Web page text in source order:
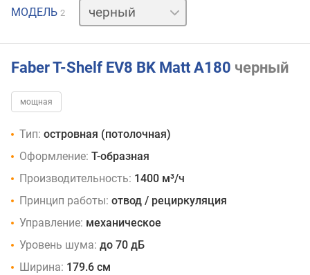
МОДЕЛЬ 2
нержавейка
Faber T-Shelf EV8 BK Matt A180 черный
мощная
Тип: островная (потолочная)
Оформление: Т-образная
Производительность: 1400 м³/ч
Принцип работы: отвод / рециркуляция
Управление: механическое
Уровень шума: до 70 дБ
Ширина: 179.6 см